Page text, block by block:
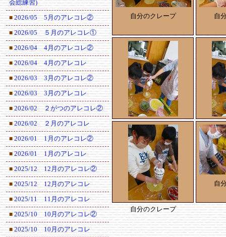
会総練習)
■ 2026/05 5月のアレコレ②
■ 2026/05 ５月のアレコレ①
■ 2026/04 4月のアレコレ②
■ 2026/04 4月のアレコレ
■ 2026/03 3月のアレコレ②
■ 2026/03 3月のアレコレ
■ 2026/02 ２がつのアレコレ②
■ 2026/02 ２月のアレコレ
■ 2026/01 1月のアレコレ②
■ 2026/01 1月のアレコレ
■ 2025/12 12月のアレコレ②
■ 2025/12 12月のアレコレ
■ 2025/11 11月のアレコレ
■ 2025/10 10月のアレコレ②
■ 2025/10 10月のアレコレ
自分のクレープ 自
自分のクレープ 自
自分のクレープ
自